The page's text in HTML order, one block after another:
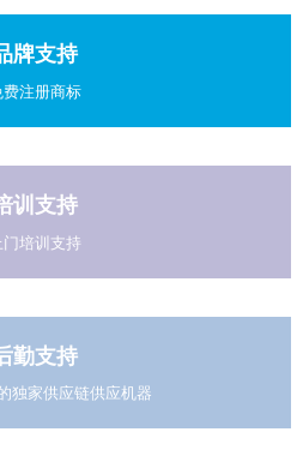
牌支持
费注册商标
训支持
门培训支持
勤支持
独家供应链供应机器